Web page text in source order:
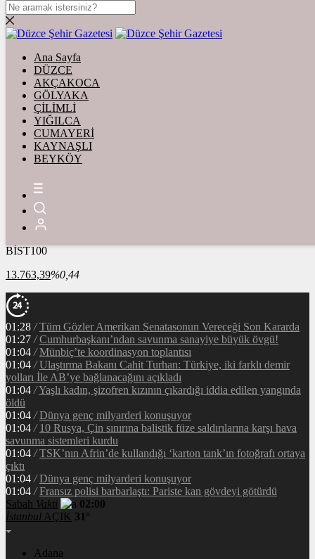
DOLAR
47,5963$% 0.06
EURO
55,0681€% 0.09
STERLİN
64,3144£% 0.32
GRAM ALTIN
4.267,64%0,48
BİST100
13.763,39%0,44
Ana Sayfa
DÜZCE
AKÇAKOCA
GÖLYAKA
ÇİLİMLİ
YIĞILCA
CUMAYERİ
KAYNAŞLI
BEYKÖY
01:28 / Tüm Gözler Amerikan Senatasonun Vereceği Son Kararda
01:27 / Cumhurbaşkanı’ndan savunma sanayiye büyük övgü!
01:04 / Münbiç’te koordinasyon toplantısı
01:04 / Ulaştırma Bakanı Cahit Turhan: Türkiye, iki farklı demir
yolları İle AB’ye bağlanacağını açıkladı
01:04 /Yaşlı kadın, şizofren kızının çıkardığı iddia edilen yangında
öldü
01:04 / Dünya genç milyarderi konuşuyor
01:04 / 10 Rusya, Çin sınırına balistik füze saldırılarına karşı hava
savunma sistemleri kurdu
01:04 / TSK’nın Afrin’de kullandığı ‘karton tank’ın fotoğrafı ortaya
çıktı
01:04 / Dünya genç milyarderi konuşuyor
01:04 / Fransız polisi barbarlaştı: Pariste kan gövdeyi götürdü
Sabah Vakti
02:00
İstanbul AÇIK 31°
Adana